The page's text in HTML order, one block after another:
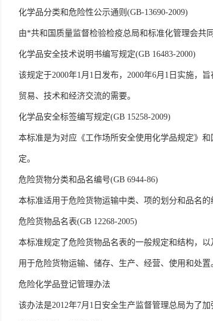
化学品分类和危险性公示通则(GB-13690-2009)
由*共和国质量监督检验检疫总局和标准化管理会共
化学品安全技术说明书编写规定(GB 16483-2000)
该规定于2000年1月1日发布，2000年6月1日实施，
贸易、技术和经济交流的需要。
化学品安全标签编写规定(GB 15258-2009)
本标准是为对应《工作场所安全使用化学品规定》
定。
危险货物分类和品名编号(GB 6944-86)
本标准适用于危险货物运输中类、项的划分和品名的
危险货物品名表(GB 12268-2005)
本标准规定了危险货物品名表的一般规定和结构，
用于危险货物运输、储存、生产、经营、使用和处置
危险化学品登记管理办法
该办法是2012年7月1日安全生产监督管理总局为了